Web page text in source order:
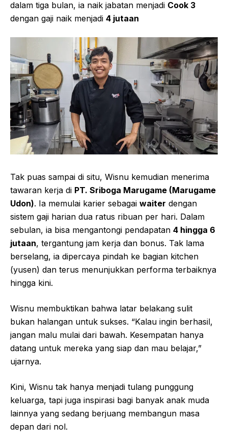
dalam tiga bulan, ia naik jabatan menjadi Cook 3
dengan gaji naik menjadi 4 jutaan
Tak puas sampai di situ, Wisnu kemudian menerima
tawaran kerja di PT. Sriboga Marugame (Marugame
Udon). Ia memulai karier sebagai waiter dengan
sistem gaji harian dua ratus ribuan per hari. Dalam
sebulan, ia bisa mengantongi pendapatan 4 hingga 6
jutaan, tergantung jam kerja dan bonus. Tak lama
berselang, ia dipercaya pindah ke bagian kitchen
(yusen) dan terus menunjukkan performa terbaiknya
hingga kini.
Wisnu membuktikan bahwa latar belakang sulit
bukan halangan untuk sukses. “Kalau ingin berhasil,
jangan malu mulai dari bawah. Kesempatan hanya
datang untuk mereka yang siap dan mau belajar,”
ujarnya.
Kini, Wisnu tak hanya menjadi tulang punggung
keluarga, tapi juga inspirasi bagi banyak anak muda
lainnya yang sedang berjuang membangun masa
depan dari nol.